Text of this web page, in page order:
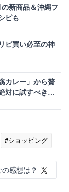
の新商品＆沖縄フ
ピも
ピ買い必至の神
カレー」から贅
対に試すべき新
#ショッピング
感想は？